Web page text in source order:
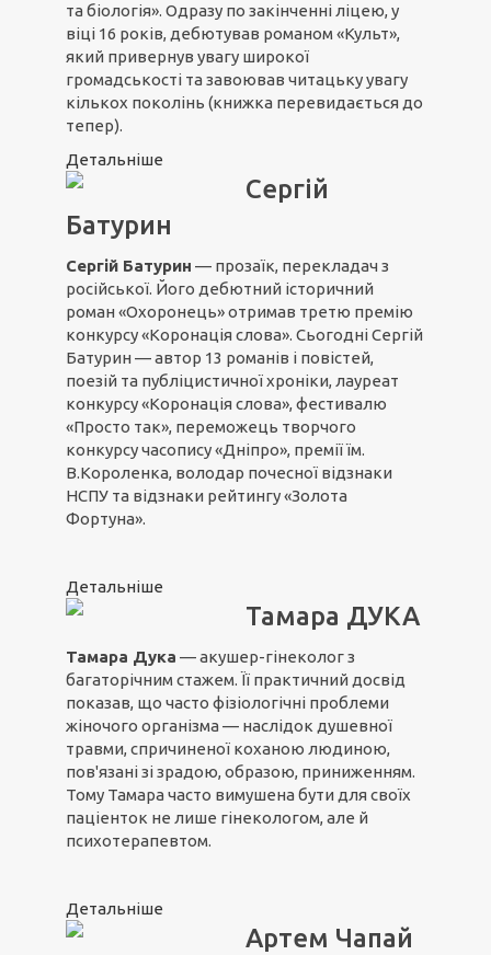
та біологія». Одразу по закінченні ліцею, у
віці 16 років, дебютував романом «Культ»,
який привернув увагу широкої
громадськості та завоював читацьку увагу
кількох поколінь (книжка перевидається до
тепер).
Детальніше
Сергій
Батурин
Сергій Батурин — прозаїк, перекладач з
російської. Його дебютний історичний
роман «Охоронець» отримав третю премію
конкурсу «Коронація слова». Сьогодні Сергій
Батурин — автор 13 романів і повістей,
поезій та публіцистичної хроніки, лауреат
конкурсу «Коронація слова», фестивалю
«Просто так», переможець творчого
конкурсу часопису «Дніпро», премії їм.
В.Короленка, володар почесної відзнаки
НСПУ та відзнаки рейтингу «Золота
Фортуна».
Детальніше
Тамара ДУКА
Тамара Дука — акушер-гінеколог з
багаторічним стажем. Її практичний досвід
показав, що часто фізіологічні проблеми
жіночого організма — наслідок душевної
травми, спричиненої коханою людиною,
пов'язані зі зрадою, образою, приниженням.
Тому Тамара часто вимушена бути для своїх
паціенток не лише гінекологом, але й
психотерапевтом.
Детальніше
Артем Чапай